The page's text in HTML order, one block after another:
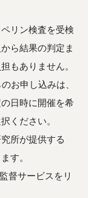
リン検査を受検
ら結果の判定ま
もありません。
お申し込みは、
日時に開催を希
ください。
所が提供する
す。
督サービスをリ